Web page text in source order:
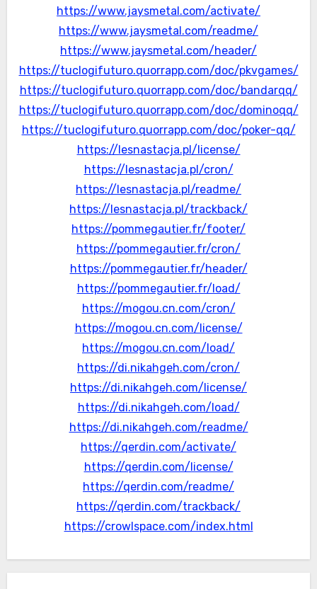
https://www.jaysmetal.com/activate/
https://www.jaysmetal.com/readme/
https://www.jaysmetal.com/header/
https://tuclogifuturo.quorrapp.com/doc/pkvgames/
https://tuclogifuturo.quorrapp.com/doc/bandarqq/
https://tuclogifuturo.quorrapp.com/doc/dominoqq/
https://tuclogifuturo.quorrapp.com/doc/poker-qq/
https://lesnastacja.pl/license/
https://lesnastacja.pl/cron/
https://lesnastacja.pl/readme/
https://lesnastacja.pl/trackback/
https://pommegautier.fr/footer/
https://pommegautier.fr/cron/
https://pommegautier.fr/header/
https://pommegautier.fr/load/
https://mogou.cn.com/cron/
https://mogou.cn.com/license/
https://mogou.cn.com/load/
https://di.nikahgeh.com/cron/
https://di.nikahgeh.com/license/
https://di.nikahgeh.com/load/
https://di.nikahgeh.com/readme/
https://qerdin.com/activate/
https://qerdin.com/license/
https://qerdin.com/readme/
https://qerdin.com/trackback/
https://crowlspace.com/index.html